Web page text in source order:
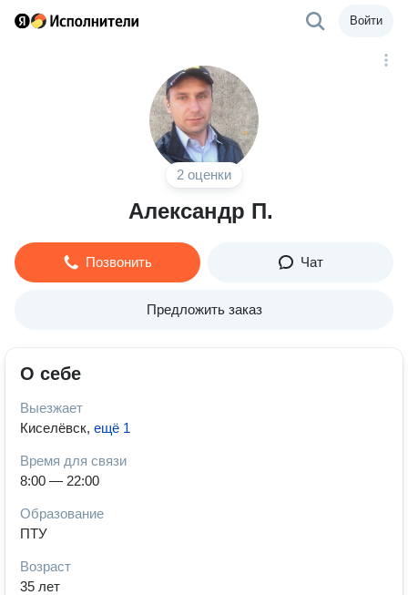
Войти
2 оценки
Александр П.
Позвонить Чат
Предложить заказ
О себе
Выезжает
Киселёвск, ещё 1
Время для связи
8:00 — 22:00
Образование
ПТУ
Возраст
35 лет